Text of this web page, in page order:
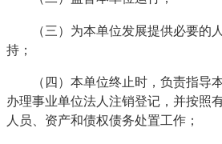
（三）为本单位发展提供必要的
持；
（四）本单位终止时，负责指导本
办理事业单位法人注销登记，并按照
人员、资产和债权债务处置工作；